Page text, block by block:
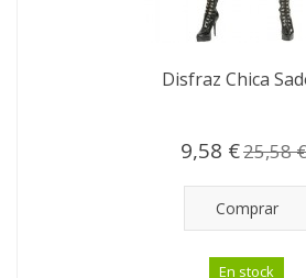
Disfraz Chica
9,58 €25,58 €
Comprar
En stock